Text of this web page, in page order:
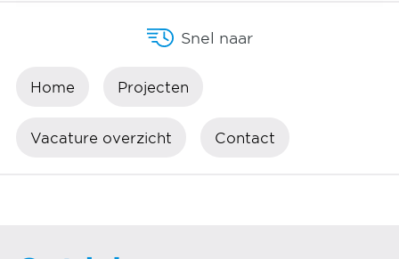
Snel naar
Home Projecten
Vacature overzicht Contact